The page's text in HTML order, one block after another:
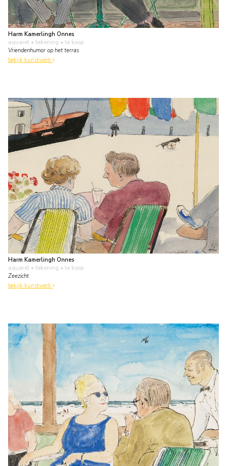
Harm Kamerlingh Onnes
aquarel • tekening • te koop
Vriendenhumor op het terras
bekijk kunstwerk
Harm Kamerlingh Onnes
aquarel • tekening • te koop
Zeezicht
bekijk kunstwerk